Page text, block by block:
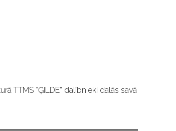
TTMS “ĢILDE” dalībnieki dalās savā